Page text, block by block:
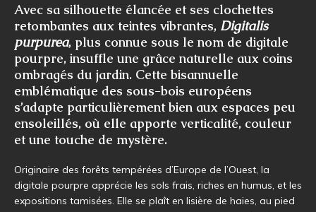
Avec sa silhouette élancée et ses clochettes
retombantes aux teintes vibrantes, Digitalis
purpurea, plus connue sous le nom de digitale
pourpre, insuffle une grâce naturelle aux coins
ombragés du jardin. Cette bisannuelle
emblématique des sous-bois européens
s’adapte particulièrement bien aux espaces peu
ensoleillés, où elle apporte verticalité, couleur
et une touche de mystère.
Originaire des forêts tempérées d’Europe de l’Ouest, la
digitale pourpre apprécie les sols frais, riches en humus, et les
expositions tamisées. Elle se plaît en lisière de haies, au pied